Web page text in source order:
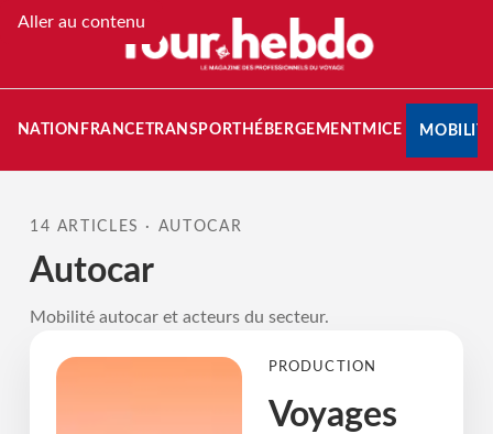
Aller au contenu
FRANCETRANSPORT HÉBERGEMENT MICE
14 ARTICLES · AUTOCAR
Autocar
Mobilité autocar et acteurs du secteur.
PRODUCTION
Voyages